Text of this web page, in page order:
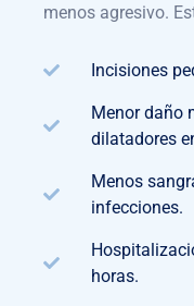
menos agresivo.
Incisiones
Menor daño
dilatadores
Menos
infecciones.
horas.